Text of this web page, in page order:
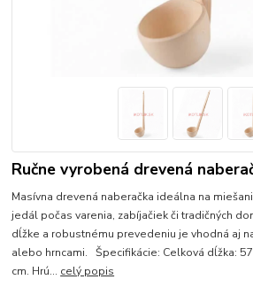
Ručne vyrobená drevená
Masívna drevená naberačka ideálna na
jedál počas varenia, zabíjačiek či tradičných
dĺžke a robustnému prevedeniu je vhodná aj
alebo hrncami. Špecifikácie: Celková dĺžka:
cm. Hrú... celý popis